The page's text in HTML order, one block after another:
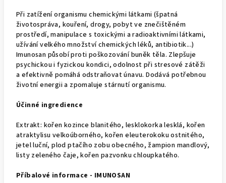
Při zatížení organismu chemickými látkami (špatná
životospráva, kouření, drogy, pobyt ve znečištěném
prostředí, manipulace s toxickými a radioaktivními látkami,
užívání velkého množství chemických léků, antibiotik...)
Imunosan působí proti poškozování buněk těla. Zlepšuje
psychickou i fyzickou kondici, odolnost při stresové zátěži
a efektivně pomáhá odstraňovat únavu. Dodává potřebnou
životní energii a zpomaluje stárnutí organismu.
Účinné ingredience
Extrakt: kořen kozince blanitého, lesklokorka lesklá, kořen
atraktylisu velkoúborného, kořen eleuterokoku ostnitého,
jetel luční, plod ptačího zobu obecného, žampion mandlový,
listy zeleného čaje, kořen pazvonku chloupkatého.
Příbalové informace - IMUNOSAN